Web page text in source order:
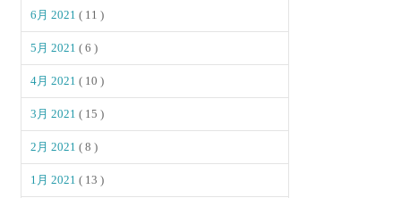
6月 2021( 11 )
5月 2021( 6 )
4月 2021( 10 )
3月 2021( 15 )
2月 2021( 8 )
1月 2021( 13 )